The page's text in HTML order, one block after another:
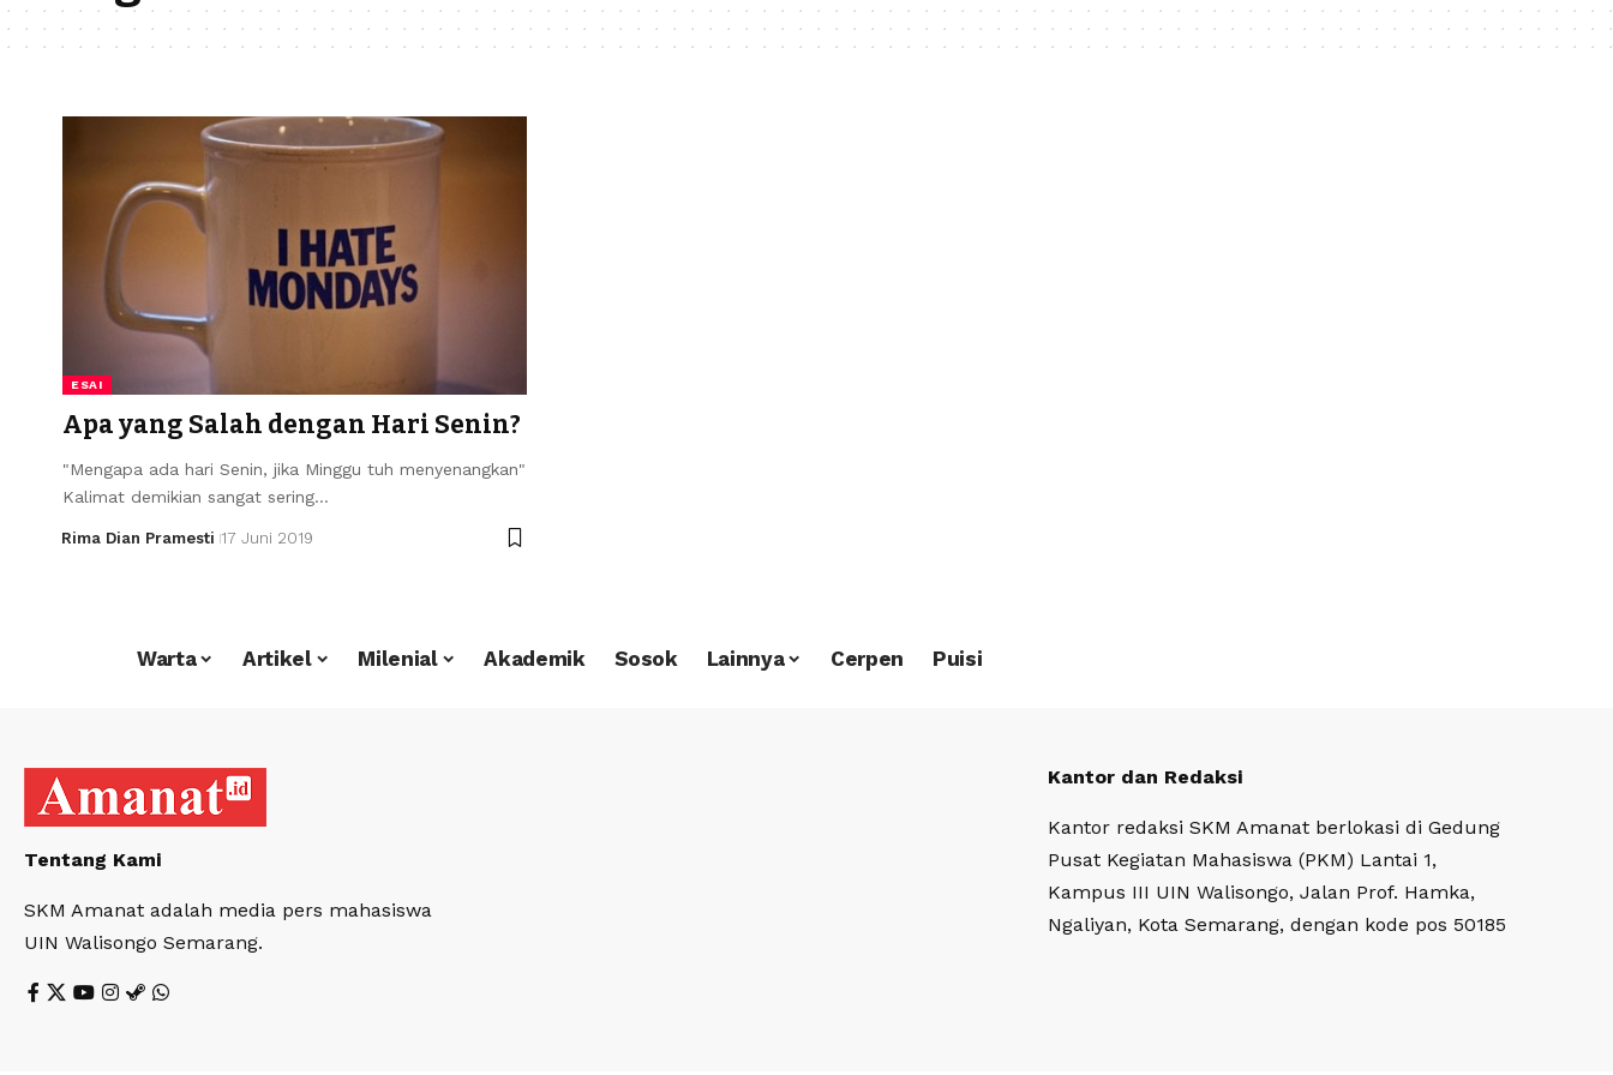
ESAI
Apa yang Salah dengan Hari Senin?
"Mengapa ada hari Senin, jika Minggu tuh menyenangkan"
Kalimat demikian sangat sering…
Rima Dian Pramesti 17 Juni 2019
Warta Artikel Milenial Akademik Sosok Lainnya Cerpen Puisi
Tentang Kami
SKM Amanat adalah media pers mahasiswa
UIN Walisongo Semarang.
Kantor dan Redaksi
Kantor redaksi SKM Amanat berlokasi di Gedung
Pusat Kegiatan Mahasiswa (PKM) Lantai 1,
Kampus III UIN Walisongo, Jalan Prof. Hamka,
Ngaliyan, Kota Semarang, dengan kode pos 50185